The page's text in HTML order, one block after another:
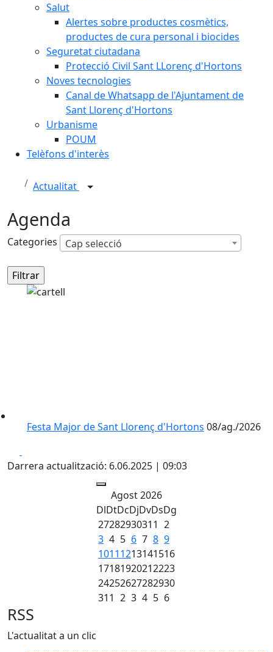
Salut
Alertes sobre productes cosmètics,
productes de cura personal i biocides
Seguretat ciutadana
Protecció Civil Sant LLorenç d'Hortons
Noves tecnologies
Canal de Whatsapp de l'Ajuntament de
Sant Llorenç d'Hortons
Urbanisme
POUM
Telèfons d'interès
Actualitat
Agenda
Categories Cap selecció
Festa Major de Sant Llorenç d'Hortons 08/ag./2026
Darrera actualització: 6.06.2025 | 09:03
Agost 2026
DlDtDcDjDvDsDg
27282930311 2
3 4 5 6 7 8 9
10111213141516
17181920212223
24252627282930
311 2 3 4 5 6
RSS
L'actualitat a un clic